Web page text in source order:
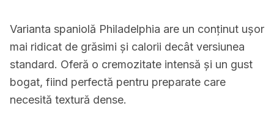
Varianta spaniolă Philadelphia are un conținut ușor
mai ridicat de grăsimi și calorii decât versiunea
standard. Oferă o cremozitate intensă și un gust
bogat, fiind perfectă pentru preparate care
necesită textură dense.